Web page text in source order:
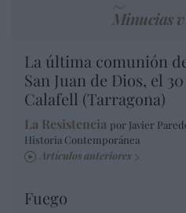
Minucias
La última comunión
San Juan de Dios, el
Calafell (Tarragona)
La Resistencia por Javier
Historia Contemporánea
Artículos anteriores
Fuego